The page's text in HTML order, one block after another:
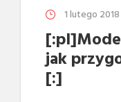
1 lutego 2018
jak
[:]